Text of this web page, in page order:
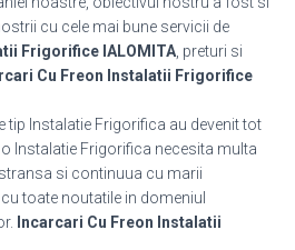
cu cele mai bune servicii de
Frigorifice IALOMITA , preturi si
Cu Freon Instalatii Frigorifice
tip Instalatie Frigorifica au devenit tot
Instalatie Frigorifica necesita multa
si continuua cu marii
toate noutatile in domeniul
Incarcari Cu Freon Instalatii